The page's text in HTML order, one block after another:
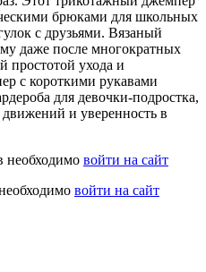
брюками для школьных
с друзьями. Вязаный
даже после многократных
простотой ухода и
с короткими рукавами
для девочки-подростка,
и уверенность в
необходимо войти на сайт
войти на сайт